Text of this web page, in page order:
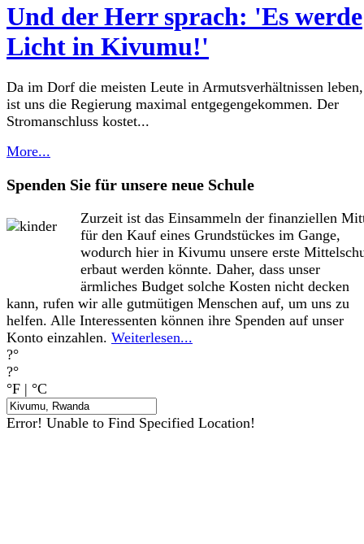
Und der Herr sprach: 'Es werde
Licht in Kivumu!'
Da im Dorf die meisten Leute in Armutsverhältnissen leben,
ist uns die Regierung maximal entgegengekommen. Der
Stromanschluss kostet...
More...
Spenden Sie für unsere neue Schule
Zurzeit ist das Einsammeln der finanziellen
für den Kauf eines Grundstückes im Gange,
wodurch hier in Kivumu unsere erste
erbaut werden könnte. Daher, dass unser
ärmliches Budget solche Kosten nicht decken
kann, rufen wir alle gutmütigen Menschen auf, um uns zu
helfen. Alle Interessenten können ihre Spenden auf unser
Konto einzahlen. Weiterlesen...
?°
?°
°F | °C
Error! Unable to Find Specified Location!